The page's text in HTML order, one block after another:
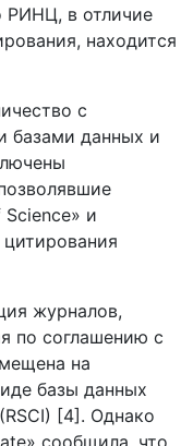
РИНЦ, в отличие
находится
с
базами данных и
Science» и
цитирования
журналов,
по соглашению с
на
базы данных
[4]. Однако
сообщила, что